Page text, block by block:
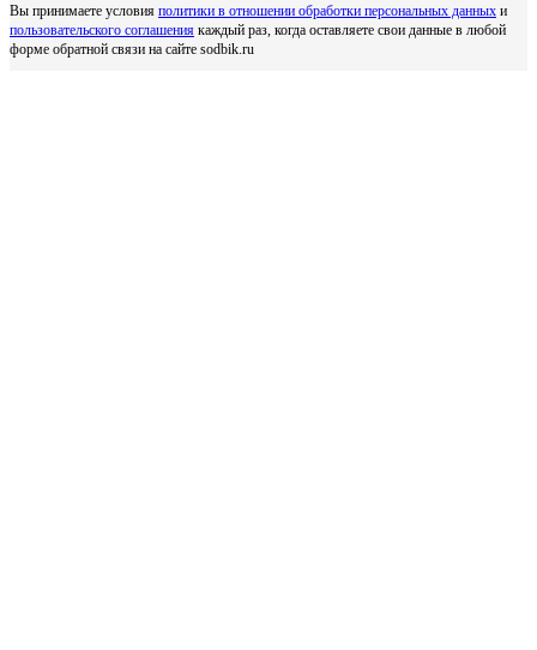
Вы принимаете условия политики в отношении обработки персональных данных и
пользовательского соглашения каждый раз, когда оставляете свои данные в любой
форме обратной связи на сайте sodbik.ru